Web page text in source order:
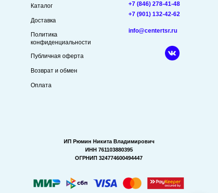
+7 (846) 278-41-48
info@centertsr.ru
Каталог
Доставка
Публичная оферта
ИП Рюмин Никита Владимирович
ИНН 761103880395
ОГРНИП 324774600494447
Политика
конфиденциальности
Возврат и обмен
Оплата
+7 (901) 132-42-62